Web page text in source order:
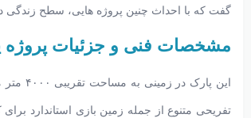
گفت که با احداث چنین پروژه هایی، سطح زندگی
مشخصات فنی و جزئیات پروژه
تفریحی متنوع از جمله زمین بازی استاندارد